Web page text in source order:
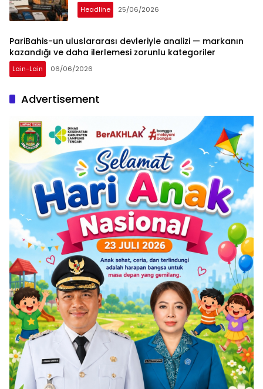
Headline 25/06/2026
PariBahis-un uluslararası devleriyle analizi — markanın
kazandığı ve daha ilerlemesi zorunlu kategoriler
Lain-Lain 06/06/2026
Advertisement